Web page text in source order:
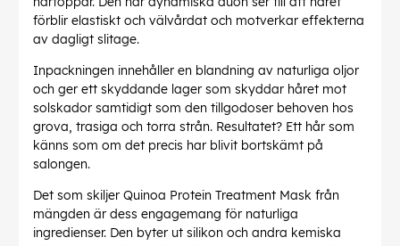
förblir elastiskt och välvårdat och motverkar effekterna
av dagligt slitage.
Inpackningen innehåller en blandning av naturliga oljor
och ger ett skyddande lager som skyddar håret mot
solskador samtidigt som den tillgodoser behoven hos
grova, trasiga och torra strån. Resultatet? Ett hår som
känns som om det precis har blivit bortskämt på
salongen.
Det som skiljer Quinoa Protein Treatment Mask från
mängden är dess engagemang för naturliga
ingredienser. Den byter ut silikon och andra kemiska